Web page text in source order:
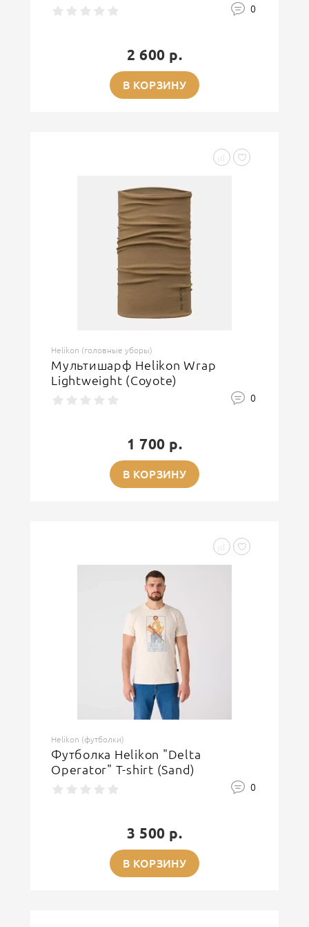
0
2 600 р.
В КОРЗИНУ
Helikon (головные уборы)
Мультишарф Helikon Wrap
Lightweight (Coyote)
0
1 700 р.
В КОРЗИНУ
Helikon (футболки)
Футболка Helikon "Delta
Operator" T-shirt (Sand)
0
3 500 р.
В КОРЗИНУ